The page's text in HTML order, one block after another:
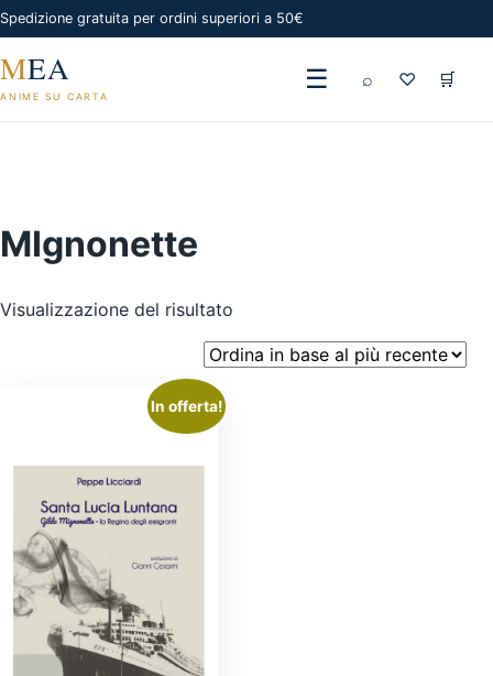
Spedizione gratuita per ordini superiori a 50€
MEA
ANIME SU CARTA
☰ ⌕ ♡ 🛒
MIgnonette
Visualizzazione del risultato
In offerta!